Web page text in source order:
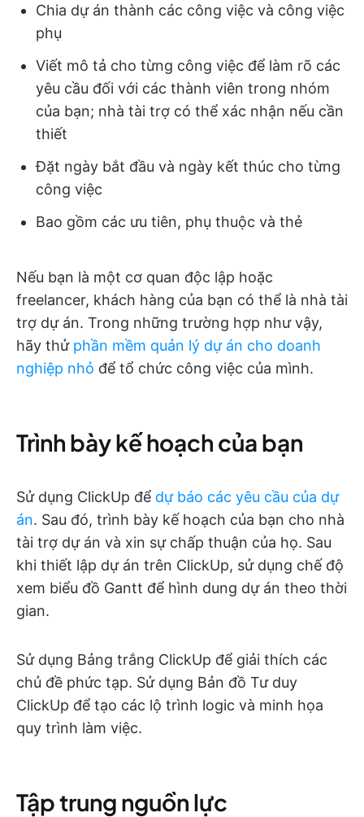
Chia dự án thành các công việc và công việc
phụ
Viết mô tả cho từng công việc để làm rõ các
yêu cầu đối với các thành viên trong nhóm
của bạn; nhà tài trợ có thể xác nhận nếu cần
thiết
Đặt ngày bắt đầu và ngày kết thúc cho từng
công việc
Bao gồm các ưu tiên, phụ thuộc và thẻ
Nếu bạn là một cơ quan độc lập hoặc
freelancer, khách hàng của bạn có thể là nhà tài
trợ dự án. Trong những trường hợp như vậy,
hãy thử phần mềm quản lý dự án cho doanh
nghiệp nhỏ để tổ chức công việc của mình.
Trình bày kế hoạch của bạn
Sử dụng ClickUp để dự báo các yêu cầu của dự
án. Sau đó, trình bày kế hoạch của bạn cho nhà
tài trợ dự án và xin sự chấp thuận của họ. Sau
khi thiết lập dự án trên ClickUp, sử dụng chế độ
xem biểu đồ Gantt để hình dung dự án theo thời
gian.
Sử dụng Bảng trắng ClickUp để giải thích các
chủ đề phức tạp. Sử dụng Bản đồ Tư duy
ClickUp để tạo các lộ trình logic và minh họa
quy trình làm việc.
Tập trung nguồn lực